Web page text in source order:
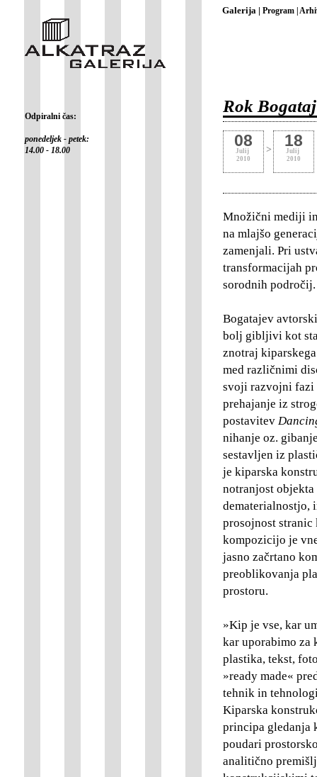
Galerija | Program |
Odpiralni čas:
ponedeljek - petek:
14.00 - 18.00
Rok
08
Julij
2010
> 18
Julij
2010
Množični mediji
na mlajšo
zamenjali. Pri
transformacijah
sorodnih področij.
Bogatajev
bolj gibljivi kot
znotraj
med različnimi
svoji razvojni fazi
prehajanje iz
postavitev
nihanje oz.
sestavljen iz
je kiparska
notranjost
dematerialnostjo,
prosojnost
kompozicijo je
jasno začrtano
preoblikovanja
prostoru.
»Kip je vse, kar
kar uporabimo za
plastika, tekst,
»ready made«
tehnik in
Kiparska
principa gledanja
poudari
analitično